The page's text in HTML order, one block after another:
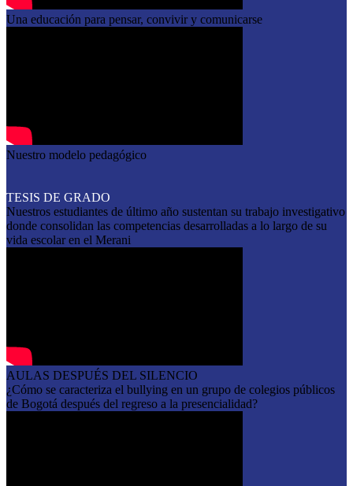
Una educación para pensar, convivir y comunicarse
Nuestro modelo pedagógico
TESIS DE GRADO
Nuestros estudiantes de último año sustentan su trabajo investigativo
donde consolidan las competencias desarrolladas a lo largo de su
vida escolar en el Merani
AULAS DESPUÉS DEL SILENCIO
¿Cómo se caracteriza el bullying en un grupo de colegios públicos
de Bogotá después del regreso a la presencialidad?